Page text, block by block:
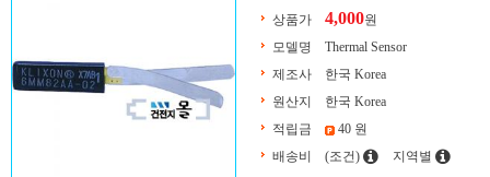
상품가
4,000원
모델명
Thermal Sensor
제조사
한국 Korea
원산지
한국 Korea
적립금
40 원
배송비
(조건) 지역별